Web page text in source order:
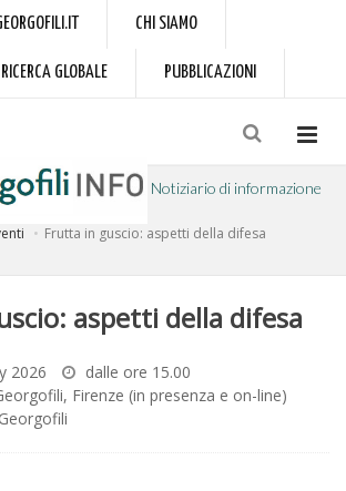
CHI SIAMO
GLOBALE PUBBLICAZIONI
Notiziario di informazione
Frutta in guscio: aspetti della difesa
aspetti della difesa
2026
dalle ore 15.00
Firenze (in presenza e on-line)